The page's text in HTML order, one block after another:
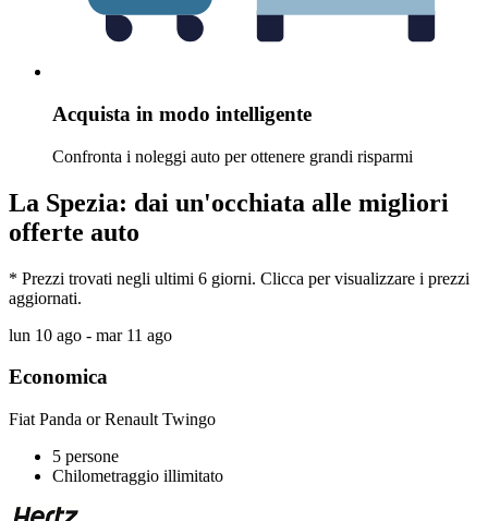
Acquista in modo intelligente
Confronta i noleggi auto per ottenere grandi risparmi
La Spezia: dai un'occhiata alle migliori
offerte auto
* Prezzi trovati negli ultimi 6 giorni. Clicca per visualizzare i prezzi
aggiornati.
lun 10 ago - mar 11 ago
Economica
Fiat Panda or Renault Twingo
5 persone
Chilometraggio illimitato